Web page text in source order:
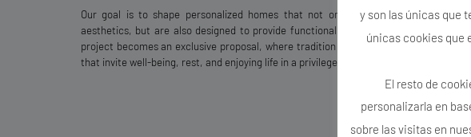
Our goal is to shape personalized homes that not only stand out for their
aesthetics, but are also designed to provide functionality and comfort in everyday
project becomes an exclusive proposal, where tradition and innovation meet to
that invite well-being, rest, and enjoying life in a privileged environment like
y son las únicas que
únicas cookies que
El resto de
personalizarla en
sobre las visitas en